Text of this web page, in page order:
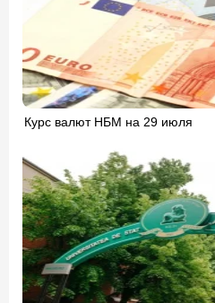
Курс валют НБМ на 29 июля